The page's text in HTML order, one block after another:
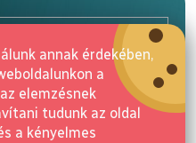
annak érdekében,
a
elemzésnek
tudunk az oldal
a kényelmes